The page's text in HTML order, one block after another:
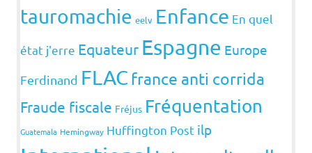
tauromachie eelv Enfance En quel
état j'erre Equateur Espagne Europe
Ferdinand FLAC france anti corrida
Fraude fiscale Fréjus Fréquentation
Guatemala Hemingway Huffington Post ilp